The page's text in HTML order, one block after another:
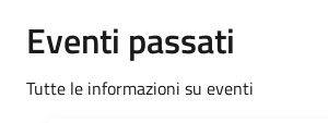
Eventi passati
Tutte le informazioni su eventi